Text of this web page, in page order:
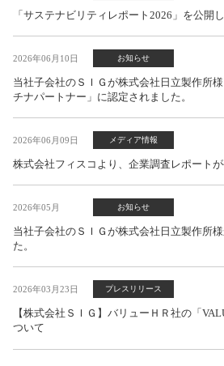
「サステナビリティレポート2026」を公開し
2026年06月10日 お知らせ
当社子会社のＳＩＧが株式会社日立製作所
チナパートナー」に認定されました。
2026年06月09日 メディア情報
株式会社フィスコより、企業調査レポートが
2026年05月 お知らせ
当社子会社のＳＩＧが株式会社日立製作所
た。
2026年03月23日 プレスリリース
【株式会社ＳＩＧ】バリューＨＲ社の「
ついて